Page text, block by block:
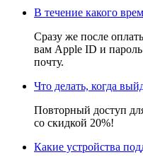
В течение какого
Сразу же после
вам Apple ID и
почту.
Что делать, когда
Повторный доступ
со скидкой 20%!
Какие устройства